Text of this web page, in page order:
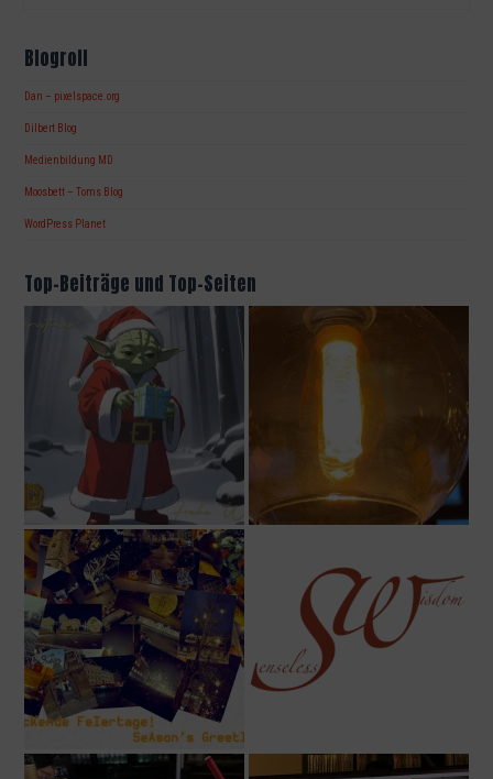
Blogroll
Dan – pixelspace.org
Dilbert Blog
Medienbildung MD
Moosbett – Toms Blog
WordPress Planet
Top-Beiträge und Top-Seiten